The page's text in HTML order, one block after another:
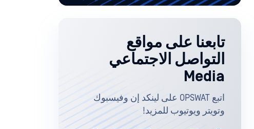
تابعنا على مواقع
التواصل الاجتماعي
Media
اتبع OPSWAT على لينكد إن وفيسبوك
وتويتر ويوتيوب للمزيد!